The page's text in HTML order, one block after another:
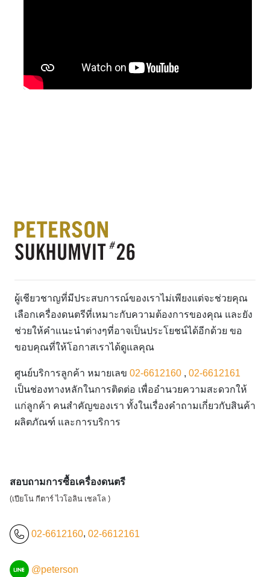
ผู้เชียวชาญที่มีประสบการณ์ของเราไม่เพียงแต่จะช่วยคุณ
เลือกเครื่องดนตรีที่เหมาะกับความต้องการของคุณ และยัง
ช่วยให้คำแนะนำต่างๆที่อาจเป็นประโยชน์ได้อีกด้วย ขอ
ขอบคุณที่ให้โอกาสเราได้ดูแลคุณ
ศูนย์บริการลูกค้า หมายเลข 02-6612160 , 02-6612161
เป็นช่องทางหลักในการติดต่อ เพื่ออำนวยความสะดวกให้
แก่ลูกค้า คนสำคัญของเรา ทั้งในเรื่องคำถามเกี่ยวกับสินค้า
ผลิตภัณฑ์ และการบริการ
สอบถามการซื้อเครื่องดนตรี
(เปียโน กีตาร์ ไวโอลิน เชลโล )
02-6612160, 02-6612161
@peterson